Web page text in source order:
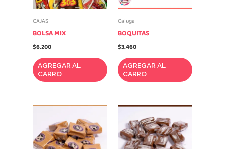
CAJAS
BOLSA MIX
$6.200
AGREGAR AL
CARRO
Caluga
BOQUITAS
$3.460
AGREGAR AL
CARRO